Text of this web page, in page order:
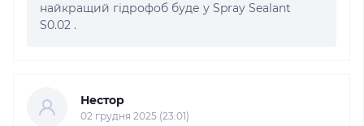
найкращий гідрофоб буде у Spray Sealant
S0.02 .
Нестор
02 грудня 2025 (23:01)